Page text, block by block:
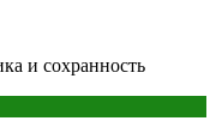
и сохранность